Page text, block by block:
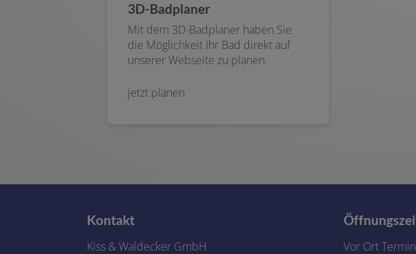
3D-Badplaner
Mit dem 3D-Badplaner haben Sie
die Möglichkeit Ihr Bad direkt auf
unserer Webseite zu planen.
jetzt planen
Kontakt
Kiss & Waldecker GmbH Vor Ort